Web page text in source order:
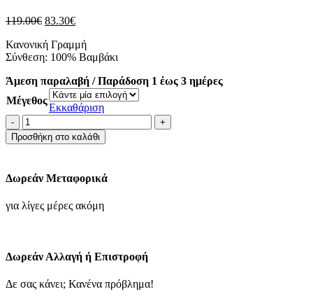
119.00€ Original
was:
119.00€.
83.30€Η
τιμή
είναι:
Κανονική Γραμμή
Σύνθεση: 100% Βαμβάκι
Άμεση παραλαβή / Παράδοση 1 έως 3 ημέρες
Μέγεθος
Εκκαθάριση
Gant
Μακρυμάνικo
Βαμβακερό
Κανονική
μπλε
Προσθήκη στο καλάθι
Δωρεάν Μεταφορικά
για λίγες μέρες ακόμη
Δωρεάν Αλλαγή ή Επιστροφή
Δε σας κάνει; Κανένα πρόβλημα!